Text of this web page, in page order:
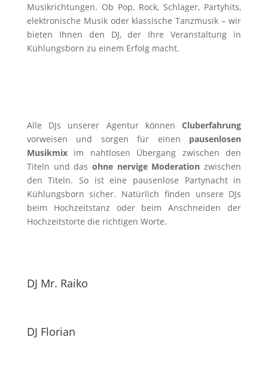
Musikrichtungen. Ob Pop, Rock, Schlager, Partyhits,
elektronische Musik oder klassische Tanzmusik – wir
bieten Ihnen den DJ, der Ihre Veranstaltung in
Kühlungsborn zu einem Erfolg macht.
Alle DJs unserer Agentur könnenCluberfahrung
vorweisen und sorgen für einen pausenlosen
Musikmixim nahtlosen Übergang zwischen den
Titeln und das ohne nervige Moderation zwischen
den Titeln. So ist eine pausenlose Partynacht in
Kühlungsborn sicher. Natürlich finden unsere DJs
beim Hochzeitstanz oder beim Anschneiden der
Hochzeitstorte die richtigen Worte.
DJ Mr. Raiko
DJ Florian